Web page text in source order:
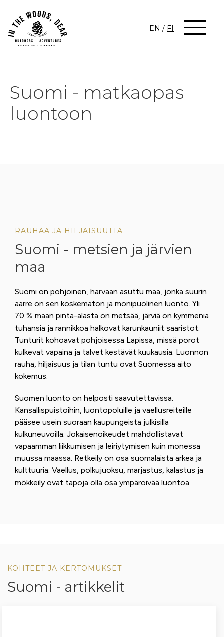
EN / FI
Suomi - matkaopas
luontoon
RAUHAA JA HILJAISUUTTA
Suomi - metsien ja järvien
maa
Suomi on pohjoinen, harvaan asuttu maa, jonka suurin
aarre on sen koskematon ja monipuolinen luonto. Yli
70 % maan pinta-alasta on metsää, järviä on kymmeniä
tuhansia ja rannikkoa halkovat karunkauniit saaristot.
Tunturit kohoavat pohjoisessa Lapissa, missä porot
kulkevat vapaina ja talvet kestävät kuukausia. Luonnon
rauha, hiljaisuus ja tilan tuntu ovat Suomessa aito
kokemus.
Suomen luonto on helposti saavutettavissa.
Kansallispuistoihin, luontopoluille ja vaellusreiteille
pääsee usein suoraan kaupungeista julkisilla
kulkuneuvoilla. Jokaisenoikeudet mahdollistavat
vapaamman liikkumisen ja leiriytymisen kuin monessa
muussa maassa. Retkeily on osa suomalaista arkea ja
kulttuuria. Vaellus, polkujuoksu, marjastus, kalastus ja
mökkeily ovat tapoja olla osa ympäröivää luontoa.
KOHTEET JA KERTOMUKSET
Suomi - artikkelit